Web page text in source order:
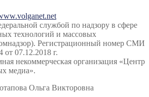
службой по надзору в сфере
технологий и массовых
Регистрационный номер СМИ
07.12.2018 г.
некоммерческая организация «Центр
медиа».
Ольга Викторовна